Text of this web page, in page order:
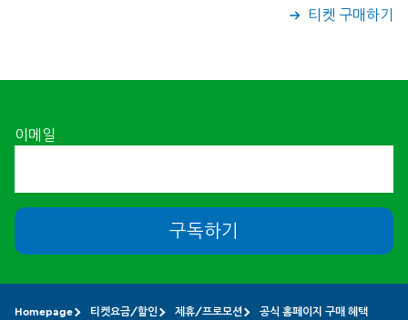
티켓 구매하기
이메일
구독하기
Homepage 티켓요금/할인 제휴/프로모션 공식 홈페이지 구매 혜택